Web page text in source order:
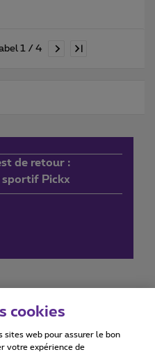
1 / 4
de retour :
Pickx
Accessibility statement
cookies
sites web pour assurer le bon
votre expérience de